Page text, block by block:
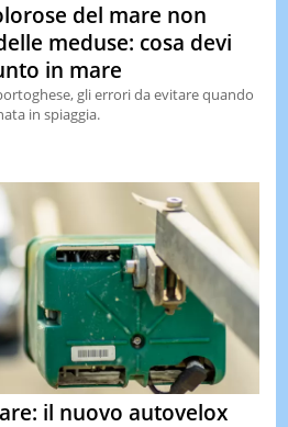
del mare non
meduse: cosa devi
in mare
gli errori da evitare quando
in spiaggia.
il nuovo autovelox